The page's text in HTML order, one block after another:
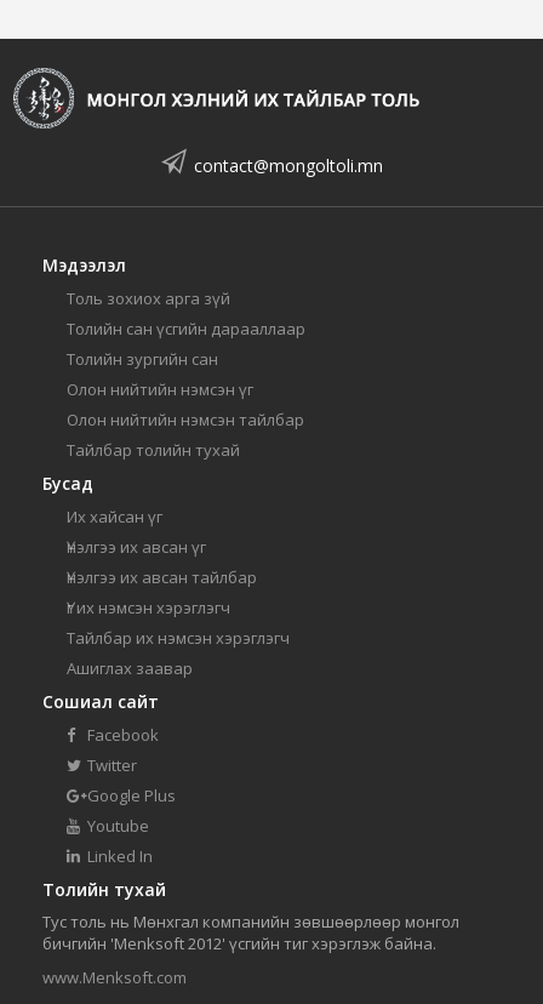
contact@mongoltoli.mn
Мэдээлэл
Толь зохиох арга зүй
Толийн сан үсгийн дарааллаар
Толийн зургийн сан
Олон нийтийн нэмсэн үг
Олон нийтийн нэмсэн тайлбар
Тайлбар толийн тухай
Бусад
Их хайсан үг
Үнэлгээ их авсан үг
Үнэлгээ их авсан тайлбар
Үг их нэмсэн хэрэглэгч
Тайлбар их нэмсэн хэрэглэгч
Ашиглах заавар
Сошиал сайт
Facebook
Twitter
Google Plus
Youtube
Linked In
Толийн тухай
Тус толь нь Мөнхгал компанийн зөвшөөрлөөр монгол
бичгийн 'Menksoft 2012' үсгийн тиг хэрэглэж байна.
www.Menksoft.com